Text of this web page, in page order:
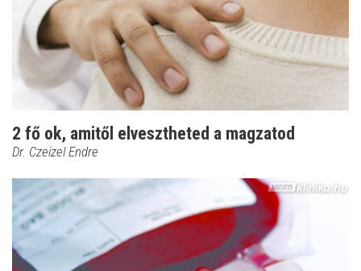
2 fő ok, amitől elvesztheted a magzatod
Dr. Czeizel Endre